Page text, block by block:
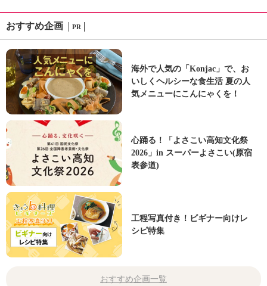
おすすめ企画 PR
海外で人気の「Konjac」で、お
いしくヘルシーな食生活 夏の人
気メニューにこんにゃくを！
心踊る！「よさこい高知文化祭
2026」in スーパーよさこい(原宿
表参道)
工程写真付き！ビギナー向けレ
シピ特集
おすすめ企画一覧